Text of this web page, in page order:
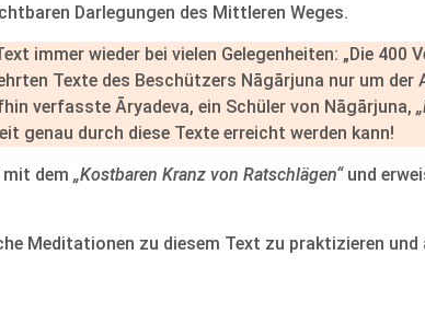
Darlegungen des Mittleren Weges.
immer wieder bei vielen Gelegenheiten: „Die 400
Texte des Beschützers Nāgārjuna nur um
verfasste Āryadeva, ein Schüler von Nāgārjuna,
genau durch diese Texte erreicht werden kann!
mit dem „Kostbaren Kranz von Ratschlägen“und
Meditationen zu diesem Text zu praktizieren und